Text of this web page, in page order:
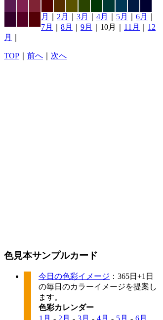
月 2月 3月 4月 5月 6月
7月
8月 9月 ｜10月｜ 11月
12
月
TOP 前へ 次へ
色見本サンプルカード
今日の色彩イメージ ：365日+1日
の毎日のカラーイメージを提案し
ます。
色彩カレンダー
1月 - 2月 - 3月 - 4月 - 5月 - 6月